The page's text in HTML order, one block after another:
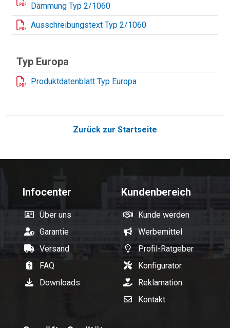
Dämmung Typ 2/1060
Ausschreibungstext Typ 2/1060
Typ Europa
Produktdatenblatt Typ Europa
Zurück zur Startseite
Infocenter
Über uns
Garantie
Versand
FAQ
Downloads
Kundenbereich
Kunde werden
Werbemittel
Profil-Ratgeber
Konfigurator
Reklamation
Kontakt